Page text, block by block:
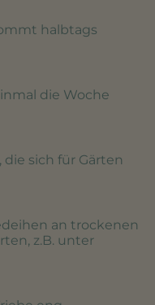
halbtags
die Woche
sich für Gärten
an trockenen
z.B. unter